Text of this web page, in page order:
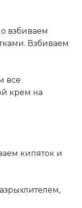
взбиваем
Взбиваем
все
крем на
кипяток и